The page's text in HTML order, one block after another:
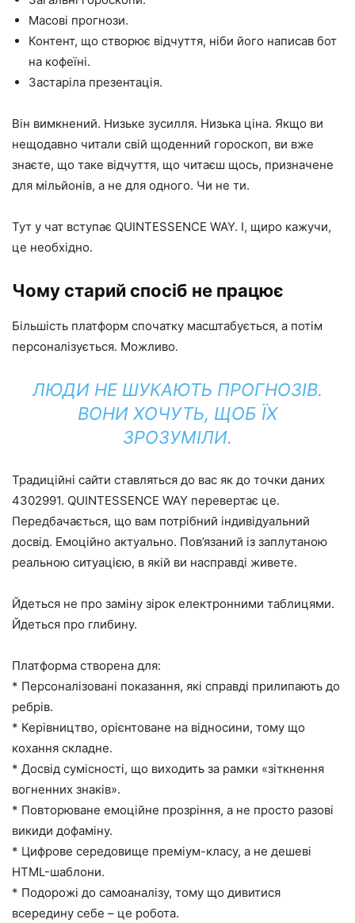
Масові прогнози.
Контент, що створює відчуття, ніби його написав бот
на кофеїні.
Застаріла презентація.
Він вимкнений. Низьке зусилля. Низька ціна. Якщо ви
нещодавно читали свій щоденний гороскоп, ви вже
знаєте, що таке відчуття, що читаєш щось, призначене
для мільйонів, а не для одного. Чи не ти.
Тут у чат вступає QUINTESSENCE WAY. І, щиро кажучи,
це необхідно.
Чому старий спосіб не працює
Більшість платформ спочатку масштабується, а потім
персоналізується. Можливо.
ЛЮДИ НЕ ШУКАЮТЬ ПРОГНОЗІВ.
ВОНИ ХОЧУТЬ, ЩОБ ЇХ
ЗРОЗУМІЛИ.
Традиційні сайти ставляться до вас як до точки даних
4302991. QUINTESSENCE WAY перевертає це.
Передбачається, що вам потрібний індивідуальний
досвід. Емоційно актуально. Пов’язаний із заплутаною
реальною ситуацією, в якій ви насправді живете.
Йдеться не про заміну зірок електронними таблицями.
Йдеться про глибину.
Платформа створена для:
* Персоналізовані показання, які справді прилипають до
ребрів.
* Керівництво, орієнтоване на відносини, тому що
кохання складне.
* Досвід сумісності, що виходить за рамки «зіткнення
вогненних знаків».
* Повторюване емоційне прозріння, а не просто разові
викиди дофаміну.
* Цифрове середовище преміум-класу, а не дешеві
HTML-шаблони.
* Подорожі до самоаналізу, тому що дивитися
всередину себе – це робота.